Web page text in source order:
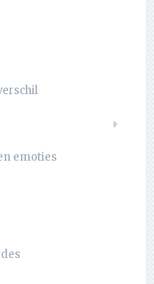
emoties